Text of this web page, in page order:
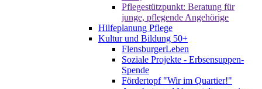
Pflegestützpunkt: Beratung für
junge, pflegende Angehörige
Hilfeplanung Pflege
Kultur und Bildung 50+
FlensburgerLeben
Soziale Projekte - Erbsensuppen-
Spende
Fördertopf "Wir im Quartier!"